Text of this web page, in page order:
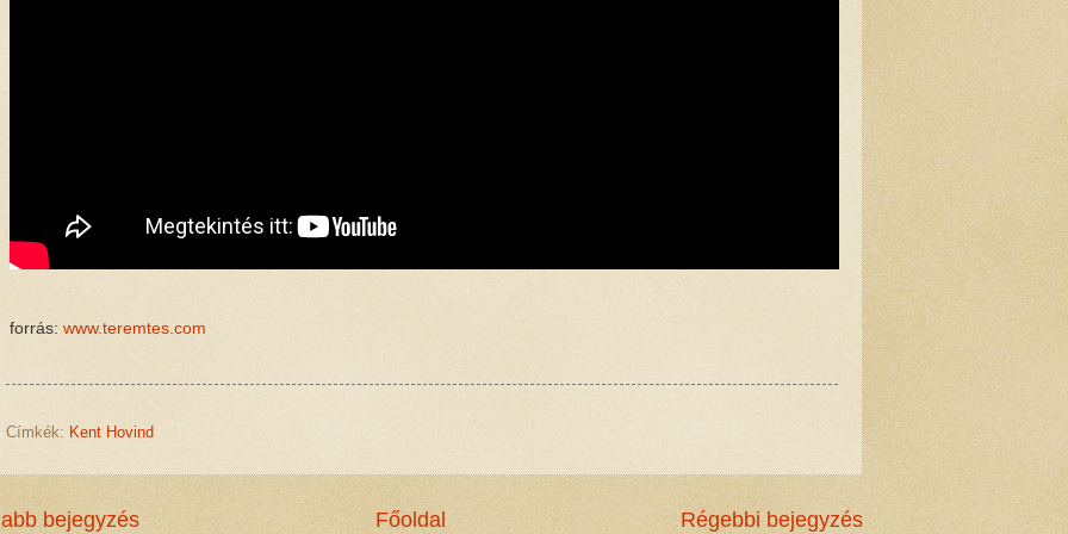
forrás: www.teremtes.com
Címkék: Kent Hovind
bejegyzés Régebbi bejegyzés
Főoldal